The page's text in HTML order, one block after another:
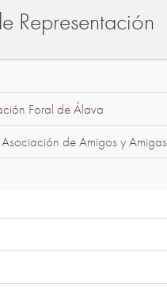
Representación
Foral de Álava
Asociación de Amigos y